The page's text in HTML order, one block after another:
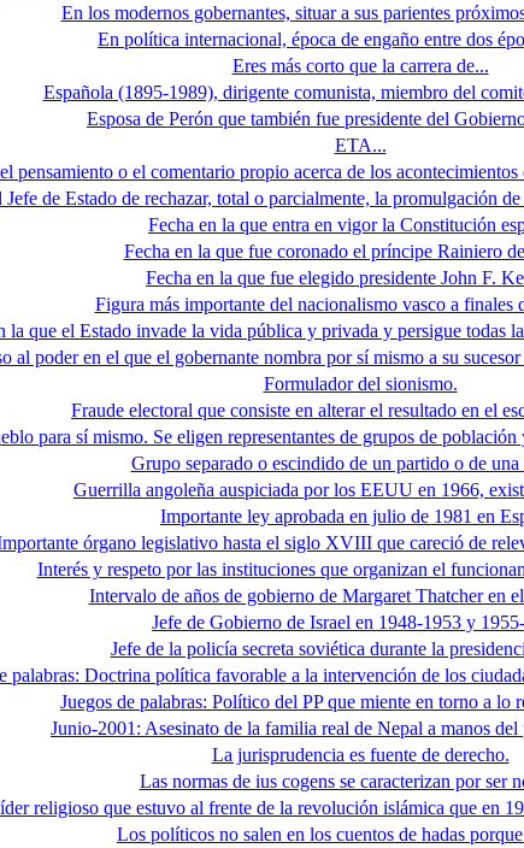
En los modernos gobernantes, situar a sus parientes
En política internacional, época de engaño entre dos
Eres más corto que la carrera de...
Española (1895-1989), dirigente comunista, miembro del
Esposa de Perón que también fue presidente del
ETA...
pensamiento o el comentario propio acerca de los
Jefe de Estado de rechazar, total o parcialmente, la promulgación
Fecha en la que entra en vigor la Constitución
Fecha en la que fue coronado el príncipe Rainiero
Fecha en la que fue elegido presidente John F.
Figura más importante del nacionalismo vasco a
la que el Estado invade la vida pública y privada y persigue todas
al poder en el que el gobernante nombra por sí mismo a su
Formulador del sionismo.
Fraude electoral que consiste en alterar el resultado en el
para sí mismo. Se eligen representantes de grupos de población
Grupo separado o escindido de un partido o de una
Guerrilla angoleña auspiciada por los EEUU en 1966,
Importante ley aprobada en julio de 1981 en
órgano legislativo hasta el siglo XVIII que careció de
Interés y respeto por las instituciones que organizan el
Intervalo de años de gobierno de Margaret Thatcher en
Jefe de Gobierno de Israel en 1948-1953 y
Jefe de la policía secreta soviética durante la
palabras: Doctrina política favorable a la intervención de los
Juegos de palabras: Político del PP que miente en torno a lo
Junio-2001: Asesinato de la familia real de Nepal a manos
La jurisprudencia es fuente de derecho.
Las normas de ius cogens se caracterizan por ser
religioso que estuvo al frente de la revolución islámica que en
Los políticos no salen en los cuentos de hadas